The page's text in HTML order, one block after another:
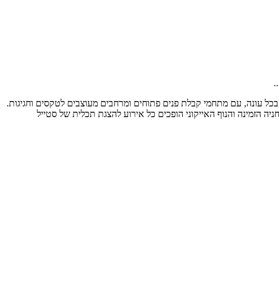
בכל עונה, עם מתחמי קבלת פנים פתוחים ומרחבים מעוצבים לטקסים וחגיגות.
הזמינה והנוף האייקוני הופכים כל אירוע להצגת תכלית של סטייל